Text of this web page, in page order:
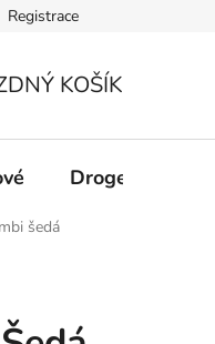
Registrace
KOŠÍK
Drogerie
šedá